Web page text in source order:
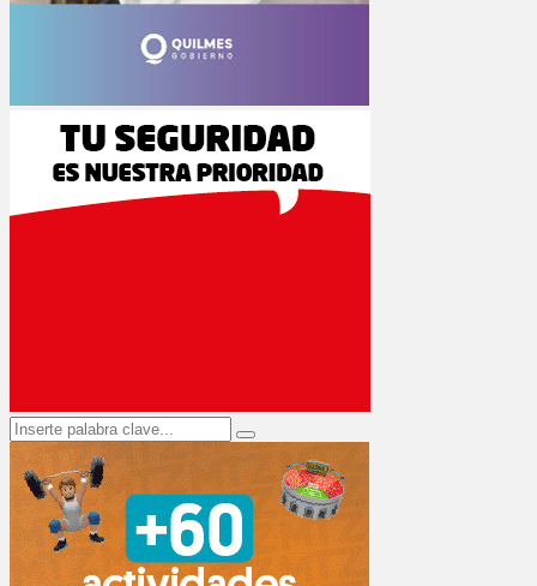
Search
for:
Search